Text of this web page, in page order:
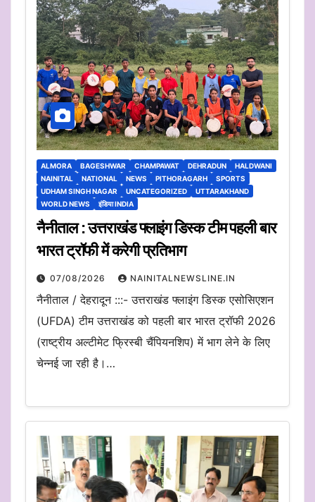
ALMORA BAGESHWAR CHAMPAWAT DEHRADUN
HALDWANI
NAINITAL
NATIONAL NEWS PITHORAGARH
SPORTS
UDHAM SINGH NAGAR
UNCATEGORIZED
UTTARAKHAND
WORLD NEWS
इंडिया INDIA
नैनीताल : उत्तराखंड फ्लाइंग डिस्क टीम पहली बार
भारत ट्रॉफी में करेगी प्रतिभाग
07/08/2026 NAINITALNEWSLINE.IN
नैनीताल / देहरादून :::- उत्तराखंड फ्लाइंग डिस्क एसोसिएशन
(UFDA) टीम उत्तराखंड को पहली बार भारत ट्रॉफी 2026
(राष्ट्रीय अल्टीमेट फ्रिस्बी चैंपियनशिप) में भाग लेने के लिए
चेन्नई जा रही है।…